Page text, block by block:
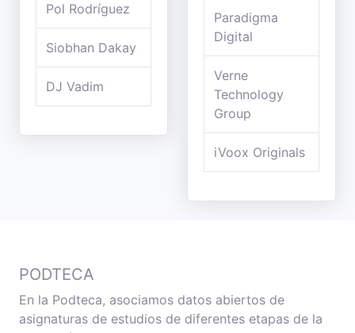
Pol Rodríguez
Siobhan Dakay
DJ Vadim
Paradigma
Digital
Verne
Technology
Group
iVoox Originals
PODTECA
En la Podteca, asociamos datos abiertos de
asignaturas de estudios de diferentes etapas de la